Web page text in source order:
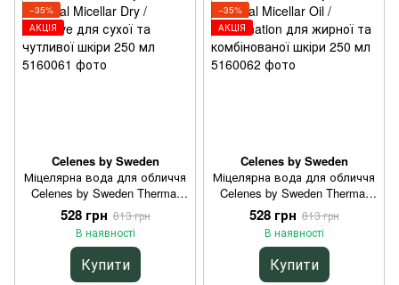
−35%
АКЦІЯ
Celenes by Sweden
Міцелярна вода для обличчя
Celenes by Sweden Thermal
Micellar Dry / Sensitive для
сухої та чутливої шкіри 250
мл
528 грн 813 грн
В наявності
Купити
−35%
АКЦІЯ
Celenes by Sweden
Міцелярна вода для обличчя
Celenes by Sweden Thermal
Micellar Oil / Combination для
жирної та комбінованої
шкіри 250 мл
528 грн 813 грн
В наявності
Купити